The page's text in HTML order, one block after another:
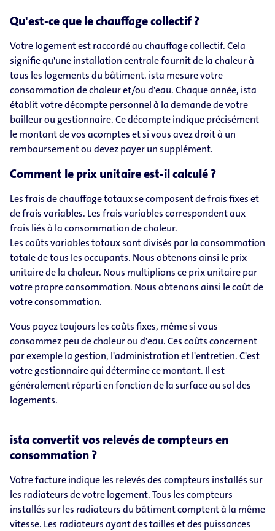
Qu'est-ce que le chauffage collectif ?
Votre logement est raccordé au chauffage collectif. Cela
signifie qu'une installation centrale fournit de la chaleur à
tous les logements du bâtiment. ista mesure votre
consommation de chaleur et/ou d'eau. Chaque année, ista
établit votre décompte personnel à la demande de votre
bailleur ou gestionnaire. Ce décompte indique précisément
le montant de vos acomptes et si vous avez droit à un
remboursement ou devez payer un supplément.
Comment le prix unitaire est-il calculé ?
Les frais de chauffage totaux se composent de frais fixes et
de frais variables. Les frais variables correspondent aux
frais liés à la consommation de chaleur.
Les coûts variables totaux sont divisés par la consommation
totale de tous les occupants. Nous obtenons ainsi le prix
unitaire de la chaleur. Nous multiplions ce prix unitaire par
votre propre consommation. Nous obtenons ainsi le coût de
votre consommation.
Vous payez toujours les coûts fixes, même si vous
consommez peu de chaleur ou d'eau. Ces coûts concernent
par exemple la gestion, l'administration et l'entretien. C'est
votre gestionnaire qui détermine ce montant. Il est
généralement réparti en fonction de la surface au sol des
logements.
ista convertit vos relevés de compteurs en
consommation ?
Votre facture indique les relevés des compteurs installés sur
les radiateurs de votre logement. Tous les compteurs
installés sur les radiateurs du bâtiment comptent à la même
vitesse. Les radiateurs ayant des tailles et des puissances